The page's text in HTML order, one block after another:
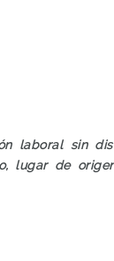
laboral sin
lugar de